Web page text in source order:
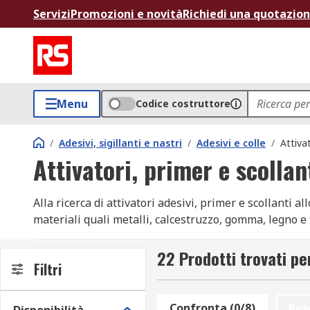
ServiziPromozioni e novitàRichiedi una
Menu Codice costruttore
/ Adesivi, sigillanti e nastri / Adesivi e colle /
Attivatori, primer e
Alla ricerca di attivatori adesivi, primer e scollanti
materiali quali metalli, calcestruzzo, gomma, legno
Attivatori adesivi
Gli attivatori adesivi sono prodotti che accelerano
Filtri 22 Prodotti trovati